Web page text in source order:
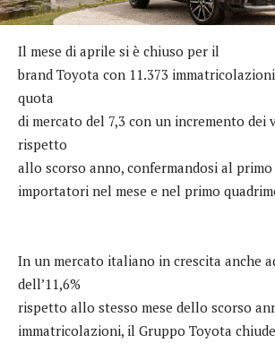
Il mese di aprile si è chiuso per il
brand Toyota con 11.373
quota
di mercato del 7,3 con un incremento dei
rispetto
allo scorso anno, confermandosi al
importatori nel mese e nel primo
In un mercato italiano in crescita anche
dell’11,6%
rispetto allo stesso mese dello scorso
immatricolazioni, il Gruppo Toyota